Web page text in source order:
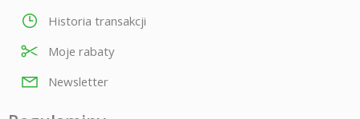
Historia transakcji
Moje rabaty
Newsletter